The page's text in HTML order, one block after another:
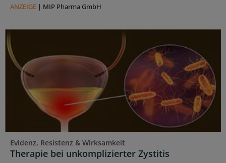
ANZEIGE | MIP Pharma GmbH
Evidenz, Resistenz & Wirksamkeit
Therapie bei unkomplizierter Zystitis